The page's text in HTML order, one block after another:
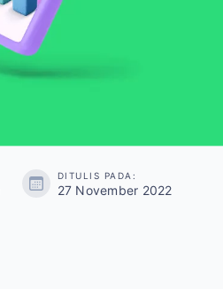
DITULIS PADA:
27 November 2022